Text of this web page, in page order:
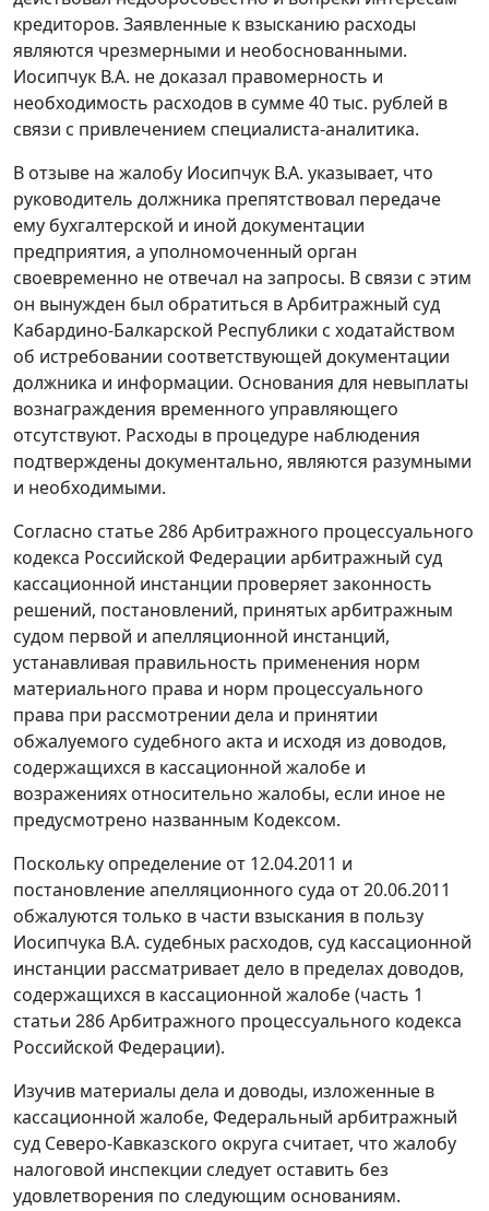
кредиторов. Заявленные к взысканию расходы
являются чрезмерными и необоснованными.
Иосипчук В.А. не доказал правомерность и
необходимость расходов в сумме 40 тыс. рублей в
связи с привлечением специалиста-аналитика.
В отзыве на жалобу Иосипчук В.А. указывает, что
руководитель должника препятствовал передаче
ему бухгалтерской и иной документации
предприятия, а уполномоченный орган
своевременно не отвечал на запросы. В связи с этим
он вынужден был обратиться в Арбитражный суд
Кабардино-Балкарской Республики с ходатайством
об истребовании соответствующей документации
должника и информации. Основания для невыплаты
вознаграждения временного управляющего
отсутствуют. Расходы в процедуре наблюдения
подтверждены документально, являются разумными
и необходимыми.
Согласно статье 286 Арбитражного процессуального
кодекса Российской Федерации арбитражный суд
кассационной инстанции проверяет законность
решений, постановлений, принятых арбитражным
судом первой и апелляционной инстанций,
устанавливая правильность применения норм
материального права и норм процессуального
права при рассмотрении дела и принятии
обжалуемого судебного акта и исходя из доводов,
содержащихся в кассационной жалобе и
возражениях относительно жалобы, если иное не
предусмотрено названным Кодексом.
Поскольку определение от 12.04.2011 и
постановление апелляционного суда от 20.06.2011
обжалуются только в части взыскания в пользу
Иосипчука В.А. судебных расходов, суд кассационной
инстанции рассматривает дело в пределах доводов,
содержащихся в кассационной жалобе (часть 1
статьи 286 Арбитражного процессуального кодекса
Российской Федерации).
Изучив материалы дела и доводы, изложенные в
кассационной жалобе, Федеральный арбитражный
суд Северо-Кавказского округа считает, что жалобу
налоговой инспекции следует оставить без
удовлетворения по следующим основаниям.